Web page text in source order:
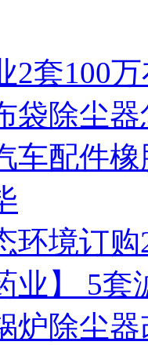
2套100
袋除尘
车配件
环境订
业】 5
炉除尘